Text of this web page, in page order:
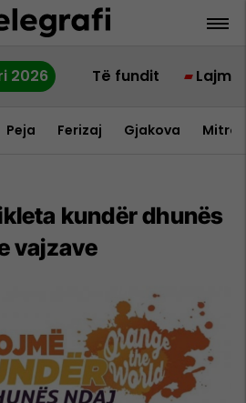
2026 Të fundit Lajme
Peja Ferizaj Gjakova
kundër dhunës
vajzave